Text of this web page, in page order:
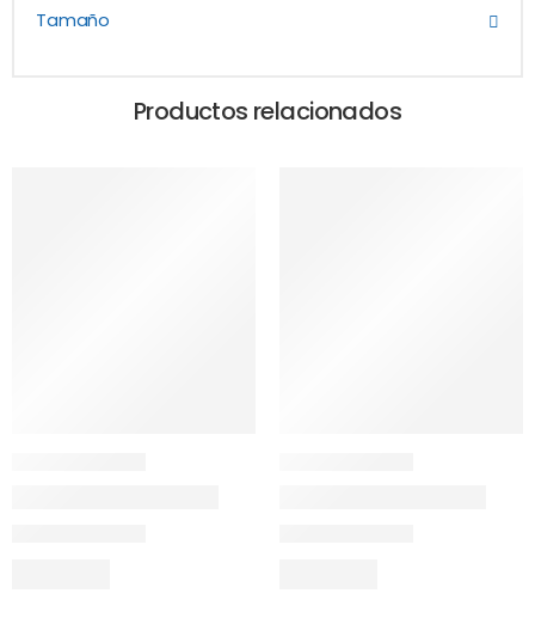
Tamaño
Productos relacionados